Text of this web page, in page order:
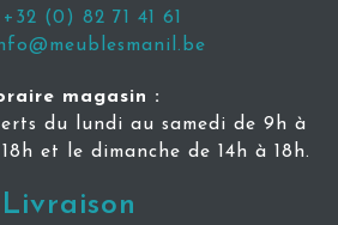
+32 (0) 82 71 41 61
magasin :
du lundi au samedi de 9h à
et le dimanche de 14h à 18h.
Livraison